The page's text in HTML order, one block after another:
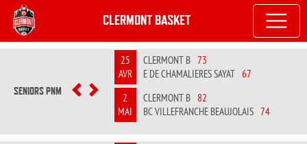
CLERMONT BASKET
SENIORS PNM PREVIOUS
NEXT
25
AVR
CLERMONT B 73
E DE CHAMALIERES SAYAT 67
2
MAI
CLERMONT B 82
BC VILLEFRANCHE BEAUJOLAIS 74